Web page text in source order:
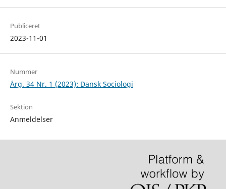
Publiceret
2023-11-01
Nummer
Årg. 34 Nr. 1 (2023): Dansk Sociologi
Sektion
Anmeldelser